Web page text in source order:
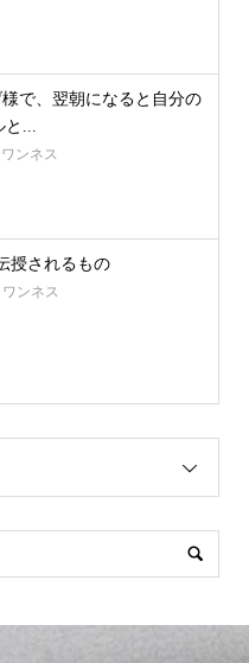
で、翌朝になると自分の
と...
ワンネス
授されるもの
ワンネス